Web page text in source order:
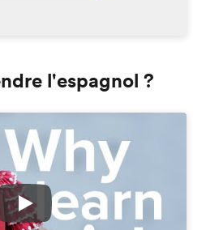
l'espagnol ?
Play